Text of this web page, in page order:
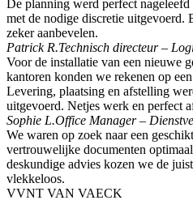
De planning werd perfect
met de nodige discretie uitgevoerd.
zeker aanbevelen.
Patrick R.Technisch directeur –
Voor de installatie van een nieuwe
kantoren konden we rekenen op
Levering, plaatsing en afstelling
uitgevoerd. Netjes werk en perfect
Sophie L.Office Manager –
We waren op zoek naar een
vertrouwelijke documenten
deskundige advies kozen we de
vlekkeloos.
VVNT VAN VAECK